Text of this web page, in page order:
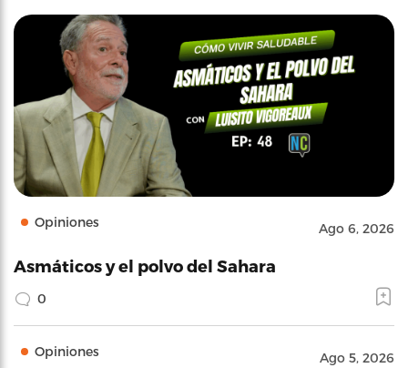
Opiniones Ago 6, 2026
Asmáticos y el polvo del Sahara
0
Opiniones Ago 5, 2026